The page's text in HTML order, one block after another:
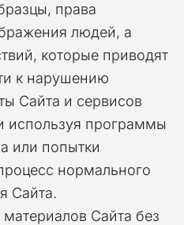
права
людей, а
которые приводят
к нарушению
Сайта и сервисов
используя программы
или попытки
нормального
Сайта.
Сайта без